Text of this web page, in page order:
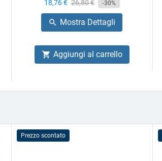
Prezzo
18,76 € Prezzo
base
26,80 € -30%
 Mostra Dettagli
 Aggiungi al carrello
Prezzo scontato